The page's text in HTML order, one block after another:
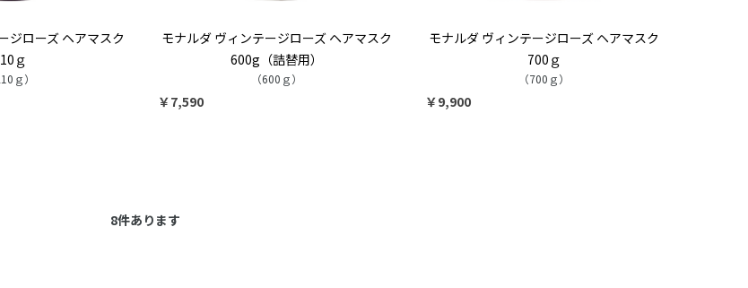
ジローズ ヘアマスク
ｇ
ｇ）
モナルダ ヴィンテージローズ ヘアマスク
600g（詰替用）
（600ｇ）
￥7,590
モナルダ ヴィンテージローズ ヘアマスク
700ｇ
（700ｇ）
￥9,900
8件あります